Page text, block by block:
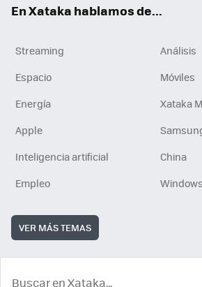
En Xataka hablamos de...
Streaming
Análisis
Espacio
Móviles
Energía
Xataka
Apple
Inteligencia artificial
China
Empleo
Windows
VER MÁS TEMAS